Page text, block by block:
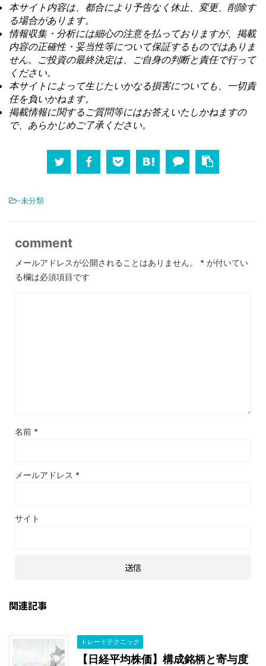
本サイト内容は、都合により予告なく休止、変更、削除す
る場合があります。
情報収集・分析には細心の注意を払っておりますが、掲載
内容の正確性・妥当性等について保証するものではありま
せん。ご投資の最終決定は、ご自身の判断と責任で行って
ください。
本サイトによって生じたいかなる損害についても、一切責
任を負いかねます。
掲載情報に関するご質問等にはお答えいたしかねますの
で、あらかじめご了承ください。
-未分類
comment
メールアドレスが公開されることはありません。 * が付いてい
る欄は必須項目です
名前 *
メールアドレス *
サイト
関連記事
トレードテクニック
【日経平均株価】構成銘柄と寄与度